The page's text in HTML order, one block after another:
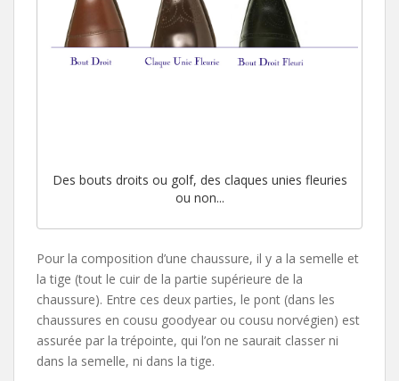
Des bouts droits ou golf, des claques unies fleuries
ou non...
Pour la composition d’une chaussure, il y a la semelle et
la tige (tout le cuir de la partie supérieure de la
chaussure). Entre ces deux parties, le pont (dans les
chaussures en cousu goodyear ou cousu norvégien) est
assurée par la trépointe, qui l’on ne saurait classer ni
dans la semelle, ni dans la tige.